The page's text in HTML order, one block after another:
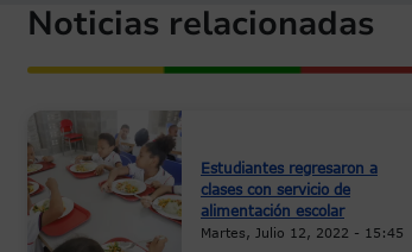
Noticias relacionadas
Estudiantes regresaron a
clases con servicio de
alimentación escolar
Martes, Julio 12, 2022 - 15:45